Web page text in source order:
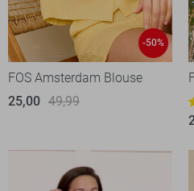
-50%
FOS Amsterdam Blouse
25,00 49,99